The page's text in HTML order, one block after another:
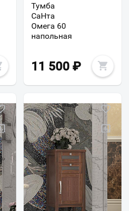
Тумба
СаНта
Омега 60
напольная
11 500 ₽